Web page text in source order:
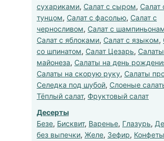
сухариками, Салат с сыром, Салат
тунцом, Салат с фасолью, Салат с
черносливом, Салат с
Салат с яблоками, Салат с языком,
со шпинатом, Салат Цезарь,
майонеза, Салаты на день
Салаты на скорую руку, Салаты
Селедка под шубой, Слоеные
Тёплый салат, Фруктовый салат
Десерты
Безе, Бисквит, Варенье, Глазурь,
без выпечки, Желе, Зефир, Конфеты